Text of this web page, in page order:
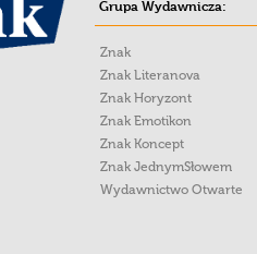
Grupa Wydawnicza:
Znak
Znak Literanova
Znak Horyzont
Znak Emotikon
Znak Koncept
Znak JednymSłowem
Wydawnictwo Otwarte